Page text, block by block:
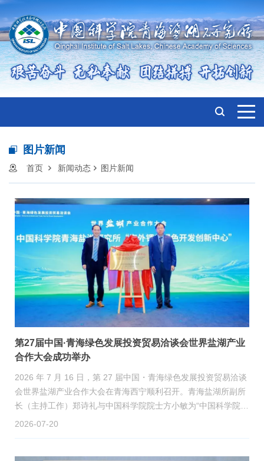
图片新闻
首页 新闻动态 图片新闻
第27届中国·青海绿色发展投资贸易洽谈会世界盐湖产业
合作大会成功举办
2026 年 7 月 16 日，第 27 届中国・青海绿色发展投资贸易洽谈
会世界盐湖产业合作大会在青海西宁顺利召开。青海盐湖所副所
长（主持工作）郑诗礼与中国科学院院士方小敏为“中国科学院青
海盐湖研究所海外钾盐绿色开发创新中心”揭牌
2026-07-20